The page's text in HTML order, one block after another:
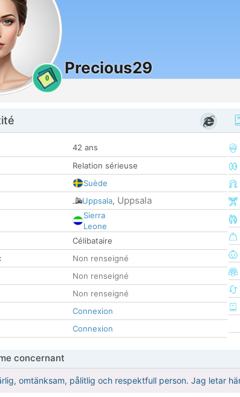
0
Precious29
42 ans
Relation sérieuse
Suède
Uppsala, Uppsala
Sierra
Leone
Célibataire
Non renseigné
Non renseigné
Non renseigné
Connexion
Connexion
concernant
omtänksam, pålitlig och respektfull person. Jag letar